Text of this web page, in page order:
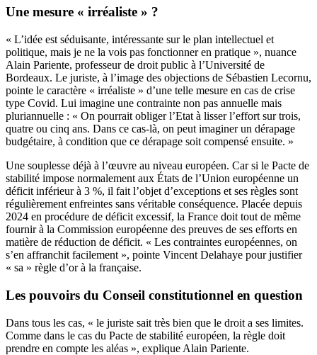
Une mesure « irréaliste » ?
« L’idée est séduisante, intéressante sur le plan intellectuel et
politique, mais je ne la vois pas fonctionner en pratique », nuance
Alain Pariente, professeur de droit public à l’Université de
Bordeaux. Le juriste, à l’image des objections de Sébastien Lecornu,
pointe le caractère « irréaliste » d’une telle mesure en cas de crise
type Covid. Lui imagine une contrainte non pas annuelle mais
pluriannuelle : « On pourrait obliger l’Etat à lisser l’effort sur trois,
quatre ou cinq ans. Dans ce cas-là, on peut imaginer un dérapage
budgétaire, à condition que ce dérapage soit compensé ensuite. »
Une souplesse déjà à l’œuvre au niveau européen. Car si le Pacte de
stabilité impose normalement aux États de l’Union européenne un
déficit inférieur à 3 %, il fait l’objet d’exceptions et ses règles sont
régulièrement enfreintes sans véritable conséquence. Placée depuis
2024 en procédure de déficit excessif, la France doit tout de même
fournir à la Commission européenne des preuves de ses efforts en
matière de réduction de déficit. « Les contraintes européennes, on
s’en affranchit facilement », pointe Vincent Delahaye pour justifier
« sa » règle d’or à la française.
Les pouvoirs du Conseil constitutionnel en question
Dans tous les cas, « le juriste sait très bien que le droit a ses limites.
Comme dans le cas du Pacte de stabilité européen, la règle doit
prendre en compte les aléas », explique Alain Pariente.